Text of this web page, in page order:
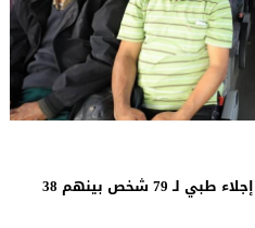
الهلال الأحمر الفلسطيني ينفذ إجلاء طبي لـ 79 شخص بينهم 38